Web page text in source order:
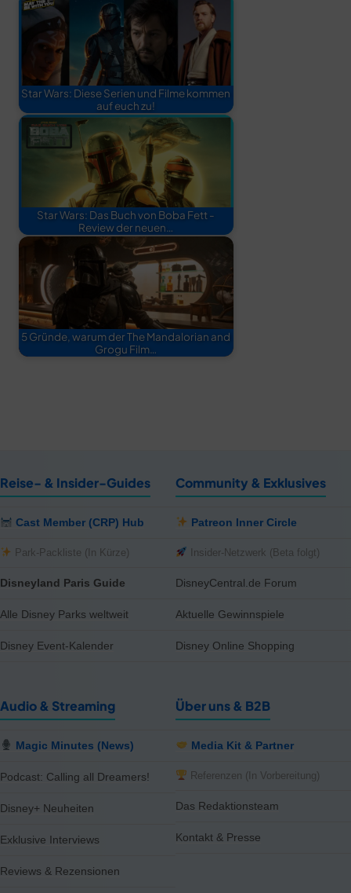
Star Wars: Diese Serien und Filme kommen
auf euch zu!
Star Wars: Das Buch von Boba Fett -
Review der neuen…
5 Gründe, warum der The Mandalorian and
Grogu Film…
Reise- & Insider-Guides
Cast Member (CRP) Hub
Park-Packliste (In Kürze)
Disneyland Paris Guide
Alle Disney Parks weltweit
Disney Event-Kalender
Community & Exklusives
Patreon Inner Circle
Insider-Netzwerk (Beta folgt)
DisneyCentral.de Forum
Aktuelle Gewinnspiele
Disney Online Shopping
Audio & Streaming
Magic Minutes (News)
Podcast: Calling all Dreamers!
Disney+ Neuheiten
Exklusive Interviews
Reviews & Rezensionen
Über uns & B2B
Media Kit & Partner
Referenzen (In Vorbereitung)
Das Redaktionsteam
Kontakt & Presse